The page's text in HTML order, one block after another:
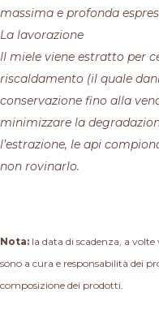
massima e profonda
La lavorazione
Il miele viene estratto per
riscaldamento (il quale
conservazione fino alla
minimizzare la
l’estrazione, le api
non rovinarlo.
Nota: la data di scadenza, a
sono a cura e responsabilità dei
composizione dei prodotti.